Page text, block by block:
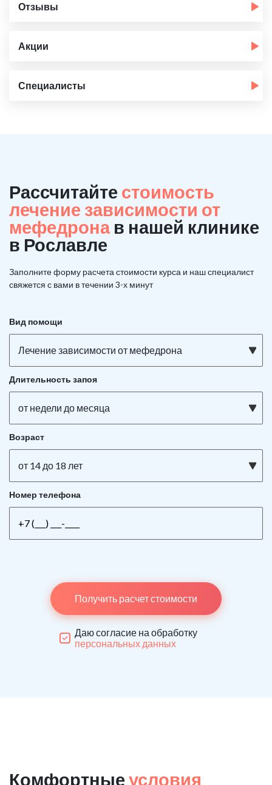
Отзывы
Акции
Специалисты
Рассчитайте стоимость
лечение зависимости от
мефедрона в нашей клинике
в Рославле
Заполните форму расчета стоимости курса и наш специалист
свяжется с вами в течении 3-х минут
Вид помощи
Лечение зависимости от мефедрона
Длительность запоя
от недели до месяца
Возраст
от 14 до 18 лет
Номер телефона
Получить расчет стоимости
Даю согласие на обработку
персональных данных
Комфортные условия